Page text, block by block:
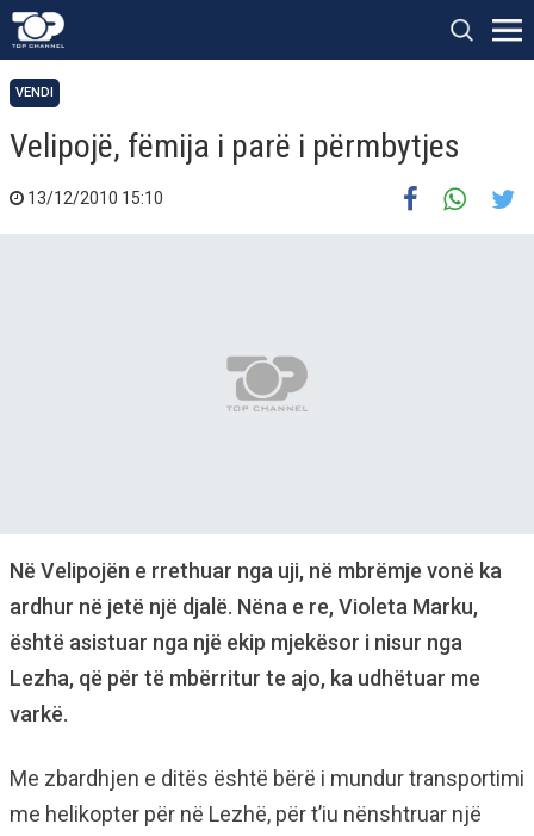
VENDI
Velipojë, fëmija i parë i përmbytjes
13/12/2010 15:10
Në Velipojën e rrethuar nga uji, në mbrëmje vonë ka
ardhur në jetë një djalë. Nëna e re, Violeta Marku,
është asistuar nga një ekip mjekësor i nisur nga
Lezha, që për të mbërritur te ajo, ka udhëtuar me
varkë.
Me zbardhjen e ditës është bërë i mundur transportimi
me helikopter për në Lezhë, për t’iu nënshtruar një